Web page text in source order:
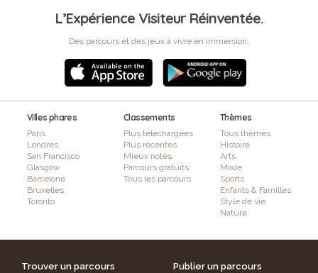
L’Expérience Visiteur Réinventée.
Des parcours et des jeux à vivre en immersion.
Villes phares
Paris
Londres
San Francisco
Glasgow
Barcelone
Bruxelles
Toronto
Classements
Plus téléchargées
Plus récentes
Mieux notés
Parcours gratuits
Tous les parcours
Thèmes
Tous thèmes
Histoire
Arts
Mode
Sports
Enfants & Familles
Style de vie
Nature
Trouver un parcours
Publier un parcours